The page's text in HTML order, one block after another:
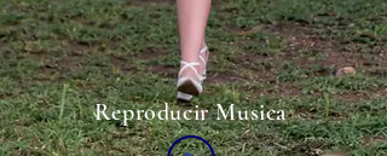
Reproducir Musica